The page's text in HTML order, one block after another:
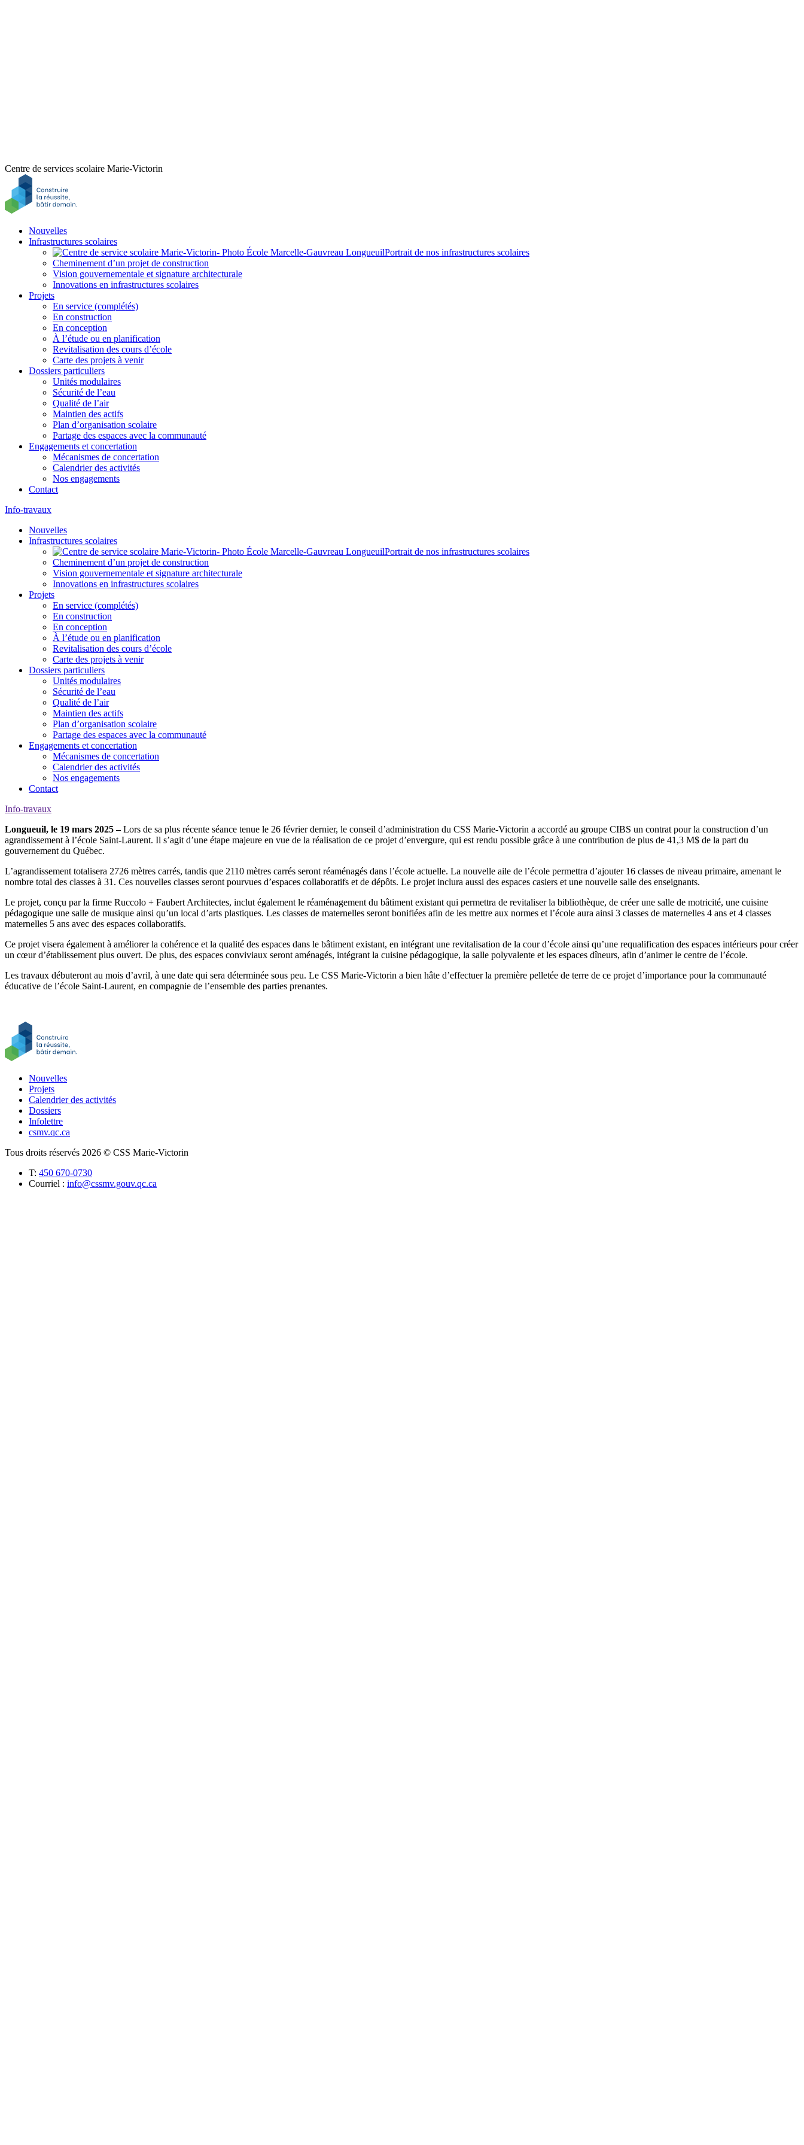
Centre de services scolaire Marie-Victorin
Nouvelles
Infrastructures scolaires
Portrait de nos infrastructures scolaires
Cheminement d’un projet de construction
Vision gouvernementale et signature architecturale
Innovations en infrastructures scolaires
Projets
En service (complétés)
En construction
En conception
À l’étude ou en planification
Revitalisation des cours d’école
Carte des projets à venir
Dossiers particuliers
Unités modulaires
Sécurité de l’eau
Qualité de l’air
Maintien des actifs
Plan d’organisation scolaire
Partage des espaces avec la communauté
Engagements et concertation
Mécanismes de concertation
Calendrier des activités
Nos engagements
Contact
Info-travaux
Nouvelles
Infrastructures scolaires
Portrait de nos infrastructures scolaires
Cheminement d’un projet de construction
Vision gouvernementale et signature architecturale
Innovations en infrastructures scolaires
Projets
En service (complétés)
En construction
En conception
À l’étude ou en planification
Revitalisation des cours d’école
Carte des projets à venir
Dossiers particuliers
Unités modulaires
Sécurité de l’eau
Qualité de l’air
Maintien des actifs
Plan d’organisation scolaire
Partage des espaces avec la communauté
Engagements et concertation
Mécanismes de concertation
Calendrier des activités
Nos engagements
Contact
Info-travaux
Longueuil, le 19 mars 2025 –Lors de sa plus récente séance tenue le 26 février dernier, le conseil d’administration du CSS Marie-Victorin a accordé au groupe CIBS un contrat pour la construction d’un
agrandissement à l’école Saint-Laurent. Il s’agit d’une étape majeure en vue de la réalisation de ce projet d’envergure, qui est rendu possible grâce à une contribution de plus de 41,3 M$ de la part du
gouvernement du Québec.
L’agrandissement totalisera 2726 mètres carrés, tandis que 2110 mètres carrés seront réaménagés dans l’école actuelle. La nouvelle aile de l’école permettra d’ajouter 16 classes de niveau primaire, amenant le
nombre total des classes à 31. Ces nouvelles classes seront pourvues d’espaces collaboratifs et de dépôts. Le projet inclura aussi des espaces casiers et une nouvelle salle des enseignants.
Le projet, conçu par la firme Ruccolo + Faubert Architectes, inclut également le réaménagement du bâtiment existant qui permettra de revitaliser la bibliothèque, de créer une salle de motricité, une cuisine
pédagogique une salle de musique ainsi qu’un local d’arts plastiques. Les classes de maternelles seront bonifiées afin de les mettre aux normes et l’école aura ainsi 3 classes de maternelles 4 ans et 4 classes
maternelles 5 ans avec des espaces collaboratifs.
Ce projet visera également à améliorer la cohérence et la qualité des espaces dans le bâtiment existant, en intégrant une revitalisation de la cour d’école ainsi qu’une requalification des espaces intérieurs pour créer
un cœur d’établissement plus ouvert. De plus, des espaces conviviaux seront aménagés, intégrant la cuisine pédagogique, la salle polyvalente et les espaces dîneurs, afin d’animer le centre de l’école.
Les travaux débuteront au mois d’avril, à une date qui sera déterminée sous peu. Le CSS Marie-Victorin a bien hâte d’effectuer la première pelletée de terre de ce projet d’importance pour la communauté
éducative de l’école Saint-Laurent, en compagnie de l’ensemble des parties prenantes.
Nouvelles
Projets
Calendrier des activités
Dossiers
Infolettre
csmv.qc.ca
Tous droits réservés 2026 © CSS Marie-Victorin
T: 450 670-0730
Courriel : info@cssmv.gouv.qc.ca